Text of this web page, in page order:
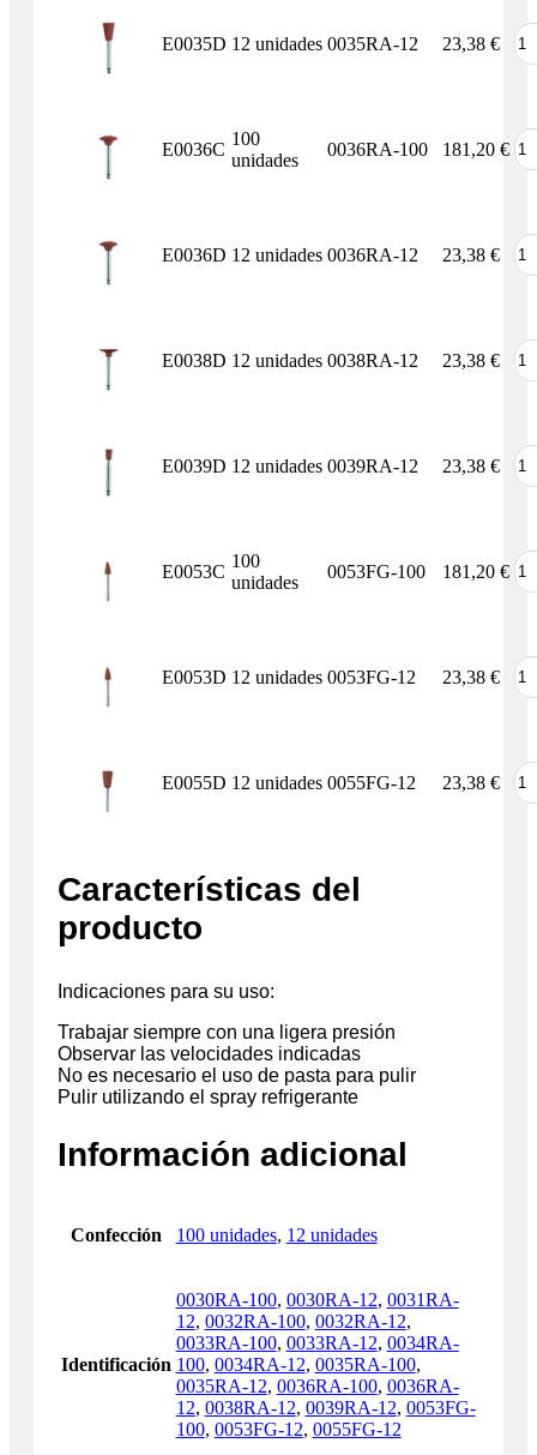
E0035D 12 unidades 0035RA-12 23,38 €
E0036C
100
unidades
0036RA-100 181,20 €
E0036D 12 unidades 0036RA-12 23,38 €
E0038D 12 unidades 0038RA-12 23,38 €
E0039D 12 unidades 0039RA-12 23,38 €
E0053C
100
unidades
0053FG-100 181,20 €
E0053D 12 unidades 0053FG-12 23,38 €
E0055D 12 unidades 0055FG-12 23,38 €
Características del
producto
Indicaciones para su uso:
Trabajar siempre con una ligera presión
Observar las velocidades indicadas
No es necesario el uso de pasta para pulir
Pulir utilizando el spray refrigerante
Información adicional
Confección 100 unidades, 12 unidades
Identificación
0030RA-100, 0030RA-12, 0031RA-
12, 0032RA-100, 0032RA-12,
0033RA-100, 0033RA-12, 0034RA-
100, 0034RA-12, 0035RA-100,
0035RA-12, 0036RA-100, 0036RA-
12, 0038RA-12, 0039RA-12, 0053FG-
100, 0053FG-12, 0055FG-12